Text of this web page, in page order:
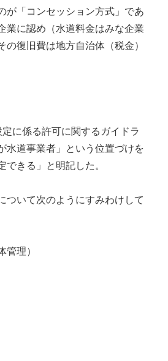
「コンセッション方式」であ
業に認め（水道料金はみな企業
復旧費は地方自治体（税金）
に係る許可に関するガイドラ
水道事業者」という位置づけを
きる」と明記した。
いて次のようにすみわけして
管理）